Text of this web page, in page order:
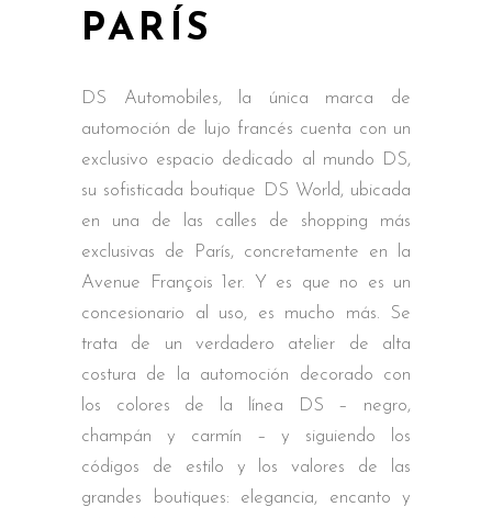
PARÍS
DS Automobiles, la única marca de
automoción de lujo francés cuenta con un
exclusivo espacio dedicado al mundo DS,
su sofisticada boutique DS World, ubicada
en una de las calles de shopping más
exclusivas de París, concretamente en la
Avenue François 1er. Y es que no es un
concesionario al uso, es mucho más. Se
trata de un verdadero atelier de alta
costura de la automoción decorado con
los colores de la línea DS – negro,
champán y carmín – y siguiendo los
códigos de estilo y los valores de las
grandes boutiques: elegancia, encanto y